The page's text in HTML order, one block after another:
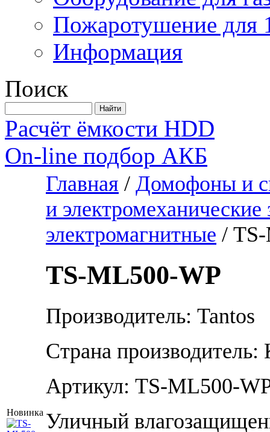
Пожаротушение для
Информация
Поиск
Расчёт ёмкости HDD
On-line подбор АКБ
Новинка
Главная / Домофоны и
и
электромагнитные /
TS-ML500-WP
Производитель: Tantos
Страна производитель:
Артикул: TS-ML500-
Уличный